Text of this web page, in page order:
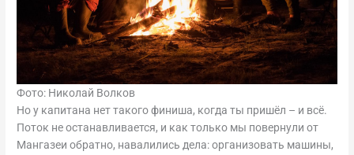
Фото: Николай Волков
Но у капитана нет такого финиша, когда ты пришёл – и всё.
Поток не останавливается, и как только мы повернули от
Мангазеи обратно, навалились дела: организовать машины,